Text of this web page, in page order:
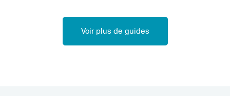
Voir plus de guides